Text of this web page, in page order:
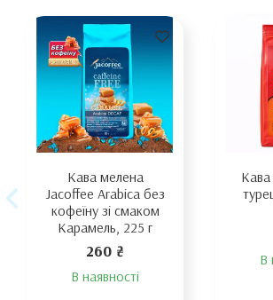
Кава мелена
Jacoffee Arabica без
кофеїну зі смаком
Карамель, 225 г
260 ₴
В наявності
В